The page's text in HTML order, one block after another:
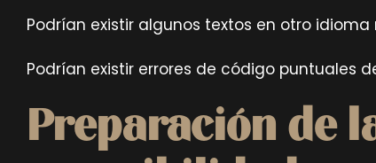
Podrían existir algunos textos en otro
Podrían existir errores de código puntuales
Preparación de